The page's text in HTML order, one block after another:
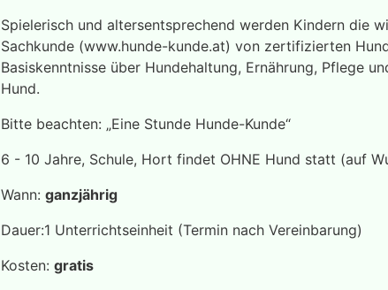
Spielerisch und altersentsprechend werden Kindern die
Sachkunde (www.hunde-kunde.at) von zertifizierten
Basiskenntnisse über Hundehaltung, Ernährung, Pflege
Hund.
Bitte beachten: „Eine Stunde Hunde-Kunde“
6 - 10 Jahre, Schule, Hort findet OHNE Hund statt (auf
Wann: ganzjährig
Dauer:1 Unterrichtseinheit (Termin nach Vereinbarung)
Kosten: gratis